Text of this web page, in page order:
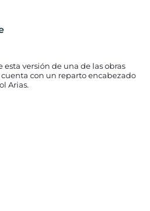
versión de una de las obras
con un reparto encabezado
Arias.